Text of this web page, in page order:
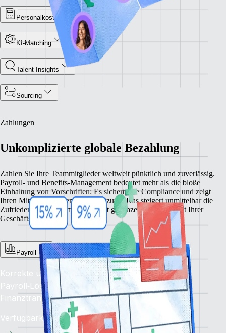
Personalkosten‑Rechner
KI‑Matching
Talent Insights
Sourcing
Zahlungen
Unkomplizierte globale Bezahlung
Zahlen Sie Ihre Teammitglieder weltweit pünktlich und zuverlässig.
Payroll‑ und Benefits‑Management bedeutet mehr als die bloße
Einhaltung von Vorschriften: Es sichert Ihre Compliance und zeigt
Ihren Mitarbeiter:innen Wertschätzung. Das steigert unmittelbar die
Zufriedenheit im Team und erhöht gleichzeitig die Qualität Ihrer
Geschäftsabläufe.
Payroll
Korrekte und pünktliche Auszahlung: Unsere
Payroll‑Lösung ermöglicht reibungslose, weltweite
Finanztransaktionen.
Verfügbarkeit: Jetzt